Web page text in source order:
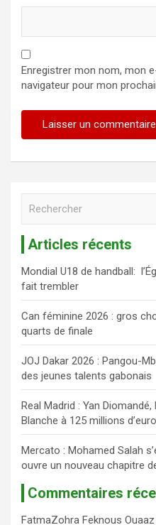
Enregistrer mon nom, mon
navigateur pour mon
r
c
h
e
r
Articles récents
Mondial U18 de handball:
fait trembler
Can féminine 2026 : gros
quarts de finale
JOJ Dakar 2026 : Pangou-
des jeunes talents gabonais
Real Madrid : Yan
Blanche à 125 millions
Mercato : Mohamed Salah
ouvre un nouveau chapitre
Commentaires
FatmaZohra Feknous Ouaaz